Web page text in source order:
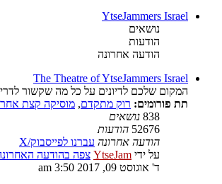
YtseJammers Israel
נושאים
הודעות
הודעה אחרונה
The Theatre of YtseJammers Israel
המקום שלכם לדיונים על כל מה שקשור
תת פורומים: רוק מתקדם, מוסיקה קצת
838 נושאים
52676 הודעות
הודעה אחרונה עברנו לפייסבוק/X
על ידי YtseJam צפה בהודעה
ד' אוגוסט 09, 2017 3:50 am